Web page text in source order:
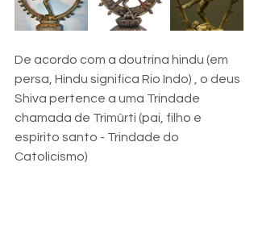
De acordo com a doutrina hindu (em
persa, Hindu significa Rio Indo) , o deus
Shiva pertence a uma Trindade
chamada de Trimûrti (pai, filho e
espírito santo - Trindade do
Catolicismo)